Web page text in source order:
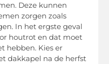
Deze kunnen
zorgen zoals
In het ergste geval
houtrot en dat moet
hebben. Kies er
dakkapel na de herfst